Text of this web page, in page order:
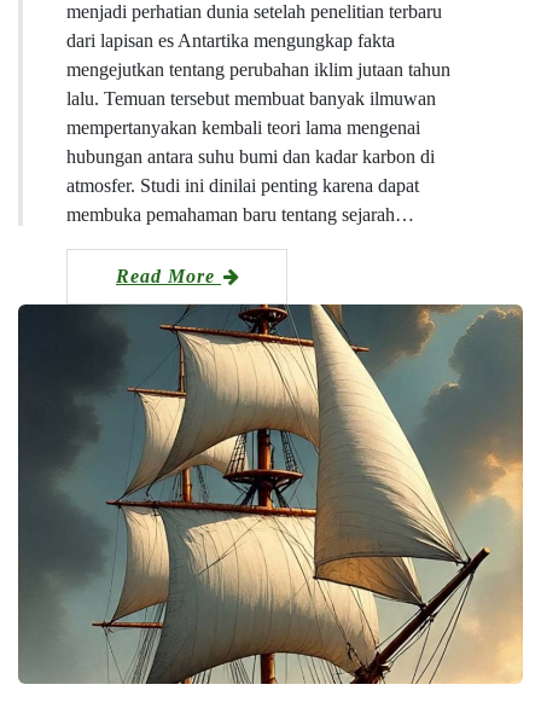
menjadi perhatian dunia setelah penelitian terbaru
dari lapisan es Antartika mengungkap fakta
mengejutkan tentang perubahan iklim jutaan tahun
lalu. Temuan tersebut membuat banyak ilmuwan
mempertanyakan kembali teori lama mengenai
hubungan antara suhu bumi dan kadar karbon di
atmosfer. Studi ini dinilai penting karena dapat
membuka pemahaman baru tentang sejarah…
Read More